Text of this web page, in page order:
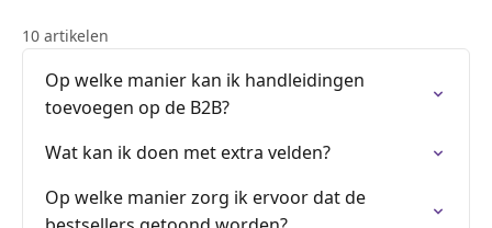
10 artikelen
Op welke manier kan ik handleidingen
toevoegen op de B2B?
Wat kan ik doen met extra velden?
Op welke manier zorg ik ervoor dat de